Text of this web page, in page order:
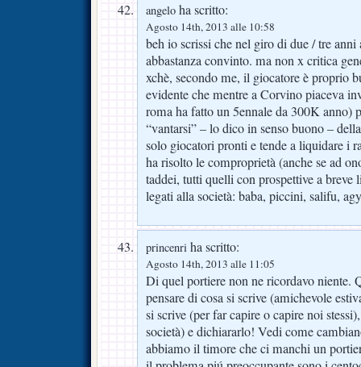
angelo ha scritto:
Agosto 14th, 2013 alle 10:58
beh io scrissi che nel giro di due / tre
abbastanza convinto. ma non x critica
xchè, secondo me, il giocatore è proprio
evidente che mentre a Corvino piaceva
roma ha fatto un 5ennale da 300K anno)
“vantarsi” – lo dico in senso buono –
solo giocatori pronti e tende a liquidare i
ha risolto le comproprietà (anche se ad
taddei, tutti quelli con prospettive a
legati alla società: baba, piccini, salifu,
princenri ha scritto:
Agosto 14th, 2013 alle 11:05
Di quel portiere non ne ricordavo niente.
pensare di cosa si scrive (amichevole
si scrive (per far capire o capire noi
società) e dichiararlo! Vedi come
abbiamo il timore che ci manchi un